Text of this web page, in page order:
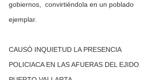
gobiernos,  convirtiéndola en un poblado
ejemplar.
CAUSÓ INQUIETUD LA PRESENCIA
POLICIACA EN LAS AFUERAS DEL EJIDO